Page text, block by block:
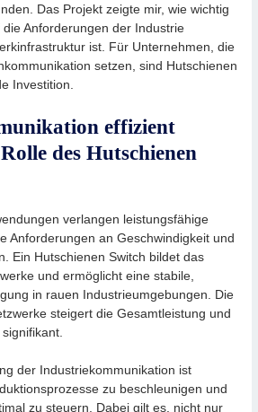
Das Projekt zeigte mir, wie wichtig
Anforderungen der Industrie
ist. Für Unternehmen, die
setzen, sind Hutschienen
Investition.
effizient
des Hutschienen
verlangen leistungsfähige
Anforderungen an Geschwindigkeit und
Ein Hutschienen Switch bildet das
und ermöglicht eine stabile,
in rauen Industrieumgebungen. Die
steigert die Gesamtleistung und
der Industriekommunikation ist
zu beschleunigen und
zu steuern. Dabei gilt es, nicht nur